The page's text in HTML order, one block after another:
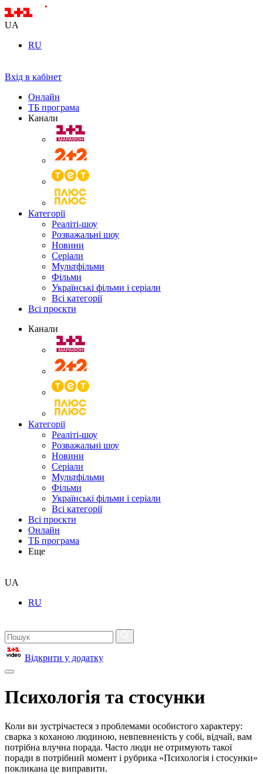
UA
RU
Вхід в кабінет
Онлайн
ТБ програма
Канали
Категорії
Реаліті-шоу
Розважальні шоу
Новини
Серіали
Мультфільми
Фільми
Українські фільми і серіали
Всі категорії
Всі проєкти
Канали
Категорії
Реаліті-шоу
Розважальні шоу
Новини
Серіали
Мультфільми
Фільми
Українські фільми і серіали
Всі категорії
Всі проєкти
Онлайн
ТБ програма
Еще
UA
RU
Відкрити у додатку
Психологія та стосунки
Коли ви зустрічаєтеся з проблемами особистого характеру:
сварка з коханою людиною, невпевненість у собі, відчай, вам
потрібна влучна порада. Часто люди не отримують такої
поради в потрібний момент і рубрика «Психологія і стосунки»
покликана це виправити.